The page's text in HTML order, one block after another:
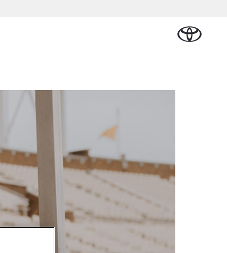
ELEKTRISCH
Vanaf € 32.995,-
Toyota C-HR
OOK ALS PLUG-IN
HYBRIDE
Bekijk de verwachte
modellen
Onderdelen
Energie en slim
Financieren of
Verzekeren